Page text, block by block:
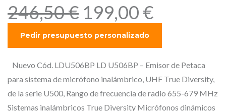
246,50€ E
l
p
r
e
c
i
199,00 €E
l
r
e
c
i
Nuevo Cód. LDU506BP LD U506BP – Emisor de Petaca
para sistema de micrófono inalámbrico, UHF True Diversity,
de la serie U500, Rango de frecuencia de radio 655-679 MHz
Sistemas inalámbricos True Diversity Micrófonos dinámicos